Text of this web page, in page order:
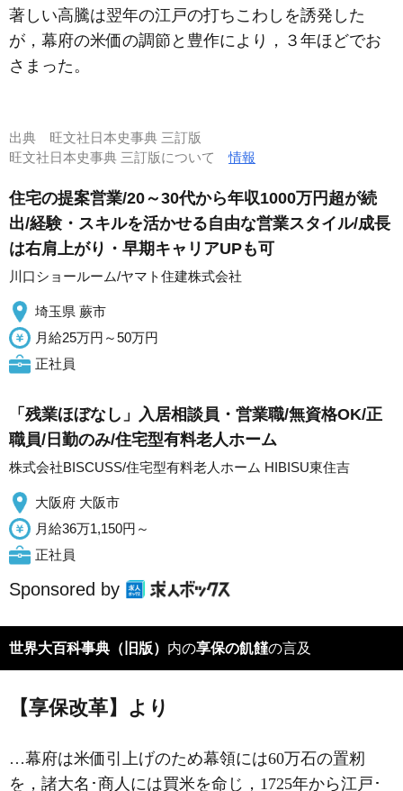
著しい高騰は翌年の江戸の打ちこわしを誘発した
が，幕府の米価の調節と豊作により，３年ほどでお
さまった。
出典 旺文社日本史事典 三訂版
旺文社日本史事典 三訂版について情報
住宅の提案営業/20～30代から年収1000万円超が続
出/経験・スキルを活かせる自由な営業スタイル/成長
は右肩上がり・早期キャリアUPも可
川口ショールーム/ヤマト住建株式会社
埼玉県 蕨市
月給25万円～50万円
正社員
「残業ほぼなし」入居相談員・営業職/無資格OK/正
職員/日勤のみ/住宅型有料老人ホーム
株式会社BISCUSS/住宅型有料老人ホーム HIBISU東住吉
大阪府 大阪市
月給36万1,150円～
正社員
Sponsored by
世界大百科事典（旧版） 内の享保の飢饉の言及
【享保改革】より
…幕府は米価引上げのため幕領には60万石の置籾
を，諸大名･商人には買米を命じ，1725年から江戸･